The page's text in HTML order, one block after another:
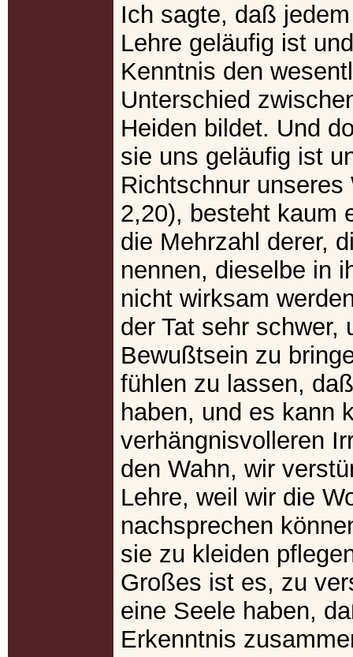
Ich sagte, daß
Lehre geläufig ist
Kenntnis den
Unterschied
Heiden bildet. Und
sie uns geläufig ist
Richtschnur unseres
2,20), besteht kaum
die Mehrzahl derer,
nennen, dieselbe in
nicht wirksam
der Tat sehr schwer,
Bewußtsein zu
fühlen zu lassen,
haben, und es kann
verhängnisvolleren
den Wahn, wir
Lehre, weil wir die
nachsprechen
sie zu kleiden
Großes ist es, zu
eine Seele haben,
Erkenntnis